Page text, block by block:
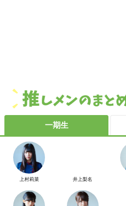
一期生
上村莉菜 井上梨名